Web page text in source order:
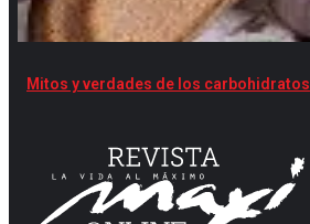
Mitos y verdades de los carbohidratos